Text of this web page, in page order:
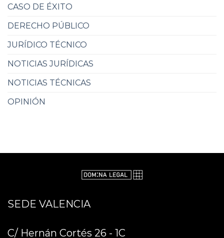
CASO DE ÉXITO
DERECHO PÚBLICO
JURÍDICO TÉCNICO
NOTICIAS JURÍDICAS
NOTICIAS TÉCNICAS
OPINIÓN
SEDE VALENCIA
C/ Hernán Cortés 26 - 1C